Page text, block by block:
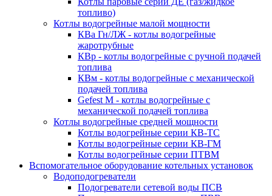
топливо)
Котлы водогрейные малой мощности
КВа Гн/ЛЖ - котлы водогрейные
жаротрубные
КВр - котлы водогрейные с ручной подачей
топлива
КВм - котлы водогрейные с механической
подачей топлива
Gefest M - котлы водогрейные с
механической подачей топлива
Котлы водогрейные средней мощности
Котлы водогрейные серии КВ-ТС
Котлы водогрейные серии КВ-ГМ
Котлы водогрейные серии ПТВМ
Вспомогательное оборудование котельных установок
Водоподогреватели
Подогреватели сетевой воды ПСВ